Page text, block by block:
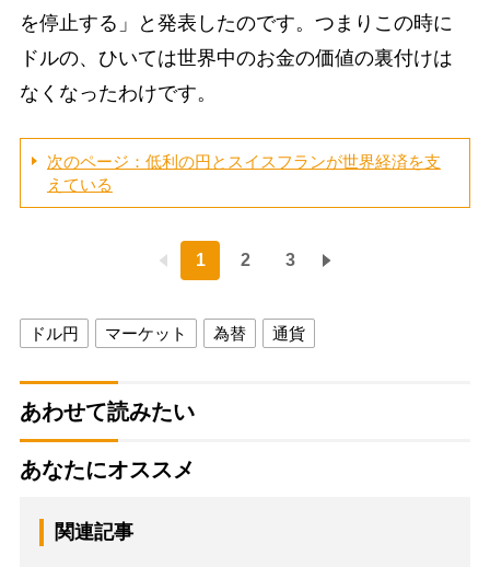
を停止する」と発表したのです。つまりこの時に
ドルの、ひいては世界中のお金の価値の裏付けは
なくなったわけです。
次のページ：低利の円とスイスフランが世界経済を支
えている
1 2 3
ドル円 マーケット 為替 通貨
あわせて読みたい
あなたにオススメ
関連記事